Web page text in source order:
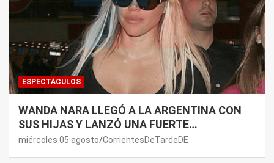
ESPECTÁCULOS
WANDA NARA LLEGÓ A LA ARGENTINA CON
SUS HIJAS Y LANZÓ UNA FUERTE
PREMONICIÓN SOBRE MAURO ICARDI
miércoles 05 agosto CorrientesDeTardeDE